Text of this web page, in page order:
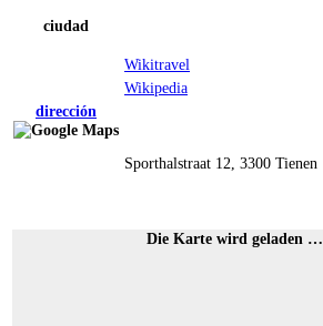
ciudad
Wikitravel
Wikipedia
dirección
Sporthalstraat 12, 3300 Tienen
Die Karte wird geladen …